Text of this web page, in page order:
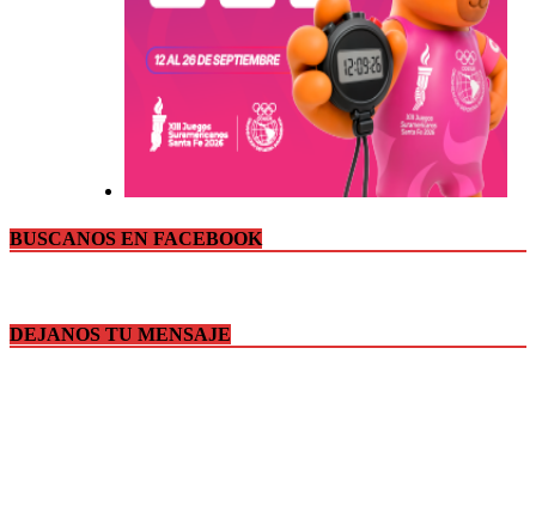
BUSCANOS EN FACEBOOK
DEJANOS TU MENSAJE